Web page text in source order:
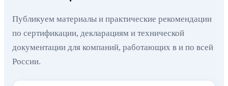
Публикуем материалы и практические рекомендации
по сертификации, декларациям и технической
документации для компаний, работающих в и по всей
России.